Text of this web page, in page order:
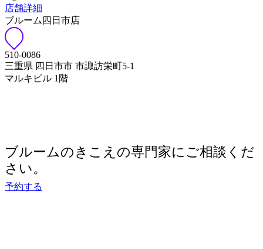
ブルーム四日市店
510-0086
三重県 四日市市 市諏訪栄町5-1
マルキビル 1階
さい。
予約する